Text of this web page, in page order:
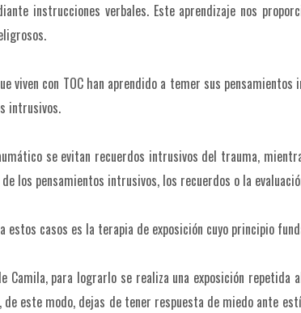
instrucciones verbales. Este aprendizaje nos
viven con TOC han aprendido a temer sus
intrusivos.
se evitan recuerdos intrusivos del trauma,
los pensamientos intrusivos, los recuerdos o la
estos casos es la terapia de exposición cuyo principio
para lograrlo se realiza una exposición
este modo, dejas de tener respuesta de miedo ante